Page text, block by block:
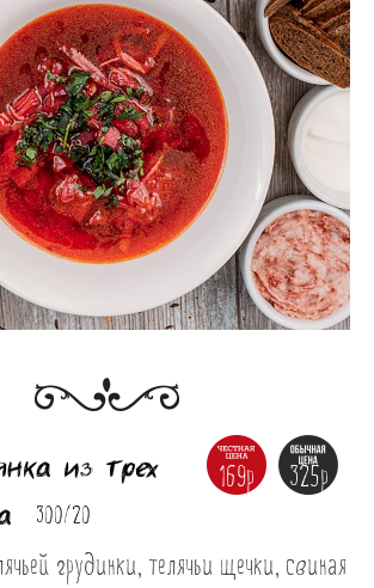
325р
169р
из трех
300/20
грудинки, телячьи щечки, свиная